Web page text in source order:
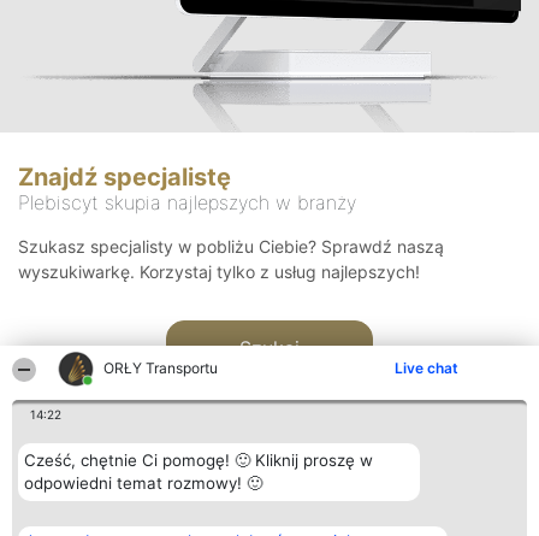
ORŁY Transportu Live chat
14:22
Cześć, chętnie Ci pomogę! 🙂 Kliknij proszę w
odpowiedni temat rozmowy! 🙂
Znajdź specjalistę
Plebiscyt skupia najlepszych w branży
Szukasz specjalisty w pobliżu Ciebie? Sprawdź naszą
wyszukiwarkę. Korzystaj tylko z usług najlepszych!
Szukaj
Organizator plebiscytu Plebiscyt Kontakt